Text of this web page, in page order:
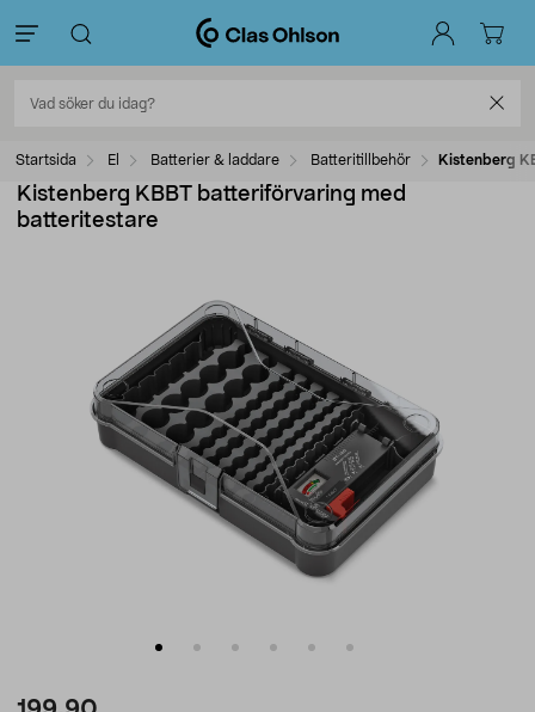
Startsida El Batterier & laddare Batteritillbehör Kistenberg
Kistenberg KBBT batteriförvaring med
batteritestare